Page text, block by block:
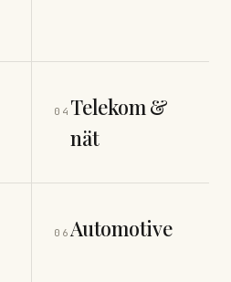
04 Telekom &
nät
06 Automotive